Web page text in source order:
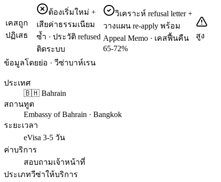
เคสถูก
ปฏิเสธ
ต้องเริ่มใหม่ +
เสียค่าธรรมเนียม
ซ้ำ · ประวัติ refused
ติดระบบ
วิเคราะห์ refusal letter +
วางแผน re-apply พร้อม
Appeal Memo · เคสฟื้นคืน
65-72%
สูง
ข้อมูลโดยย่อ · วีซ่าบาห์เรน
ประเทศ
🇧🇭 Bahrain
สถานทูต
Embassy of Bahrain · Bangkok
ระยะเวลา
eVisa 3-5 วัน
ค่าบริการ
สอบถามเจ้าหน้าที่
ประเภทวีซ่าให้บริการ